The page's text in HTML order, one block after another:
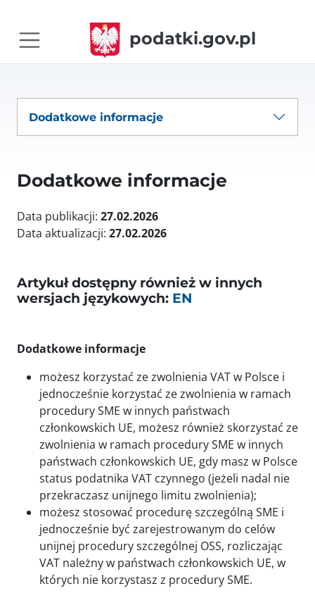
podatki.gov.pl
Dodatkowe informacje
Dodatkowe informacje
Data publikacji: 27.02.2026
Data aktualizacji: 27.02.2026
Artykuł dostępny również w innych
wersjach językowych: EN
Dodatkowe informacje
możesz korzystać ze zwolnienia VAT w Polsce i
jednocześnie korzystać ze zwolnienia w ramach
procedury SME w innych państwach
członkowskich UE, możesz również skorzystać ze
zwolnienia w ramach procedury SME w innych
państwach członkowskich UE, gdy masz w Polsce
status podatnika VAT czynnego (jeżeli nadal nie
przekraczasz unijnego limitu zwolnienia);
możesz stosować procedurę szczególną SME i
jednocześnie być zarejestrowanym do celów
unijnej procedury szczególnej OSS, rozliczając
VAT należny w państwach członkowskich UE, w
których nie korzystasz z procedury SME.